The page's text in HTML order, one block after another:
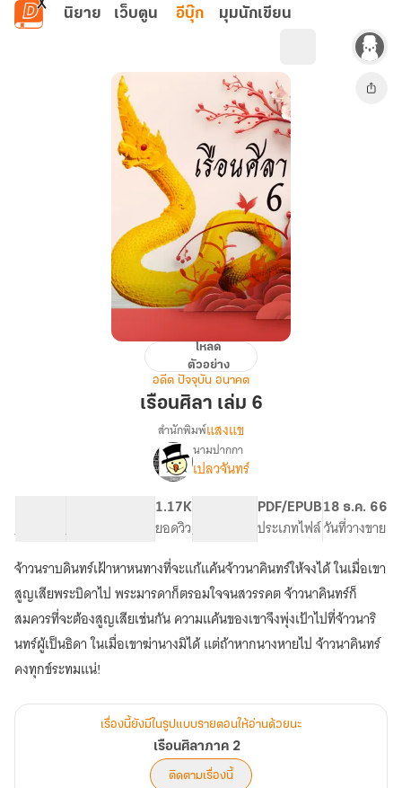
ข้ามไปยังเนื้อหาหลัก
นิยาย เว็บตูน อีบุ๊ก มุมนักเขียน
โหลด
ตัวอย่าง
อดีต ปัจจุบัน อนาคต
เรือนศิลา เล่ม 6
เรื่อง
เรือน
สำนักพิมพ์แสงแข
นามปากกา
เปลวจันทร์
จำนวนคำ จำนวนหน้า (A5)
1.17K
ยอดวิวระดับเนื้อหา
PDF/EPUB
ประเภทไฟล์
18 ธ.ค. 66
วันที่วางขาย
จ้าวนราบดินทร์เฝ้าหาหนทางที่จะแก้แค้นจ้าวนาคินทร์ให้จงได้ ในเมื่อเขา
สูญเสียพระบิดาไป พระมารดาก็ตรอมใจจนสวรรคต จ้าวนาคินทร์ก็
สมควรที่จะต้องสูญเสียเช่นกัน ความแค้นของเขาจึงพุ่งเป้าไปที่จ้าวนาริ
นทร์ผู้เป็นธิดา ในเมื่อเขาฆ่านางมิได้ แต่ถ้าหากนางหายไป จ้าวนาคินทร์
คงทุกข์ระทมแน่!
เรื่องนี้ยังมีในรูปแบบรายตอนให้อ่านด้วยนะ
เรือนศิลาภาค 2
ติดตามเรื่องนี้